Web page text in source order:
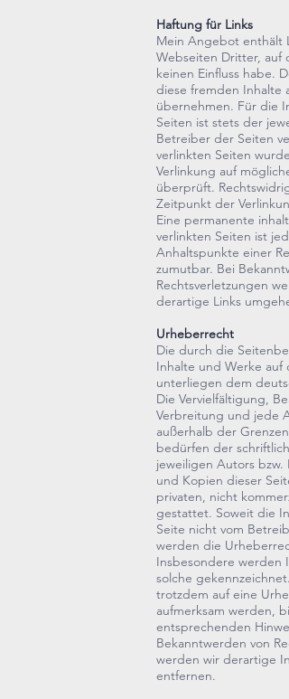
Haftung für Links
Mein Angebot enthält
Webseiten Dritter, auf
keinen Einfluss habe.
diese fremden Inhalte
übernehmen. Für die
Seiten ist stets der
Betreiber der Seiten
verlinkten Seiten
Verlinkung auf
überprüft.
Zeitpunkt der
Eine permanente
verlinkten Seiten ist
Anhaltspunkte einer
zumutbar. Bei
Rechtsverletzungen
derartige Links
Urheberrecht
Die durch die
Inhalte und Werke auf
unterliegen dem
Die Vervielfältigung,
Verbreitung und jede
außerhalb der
bedürfen der
jeweiligen Autors bzw.
und Kopien dieser
privaten, nicht
gestattet. Soweit die
Seite nicht vom
werden die
Insbesondere werden
solche gekennzeichnet.
trotzdem auf eine
aufmerksam werden,
entsprechenden
Bekanntwerden von
werden wir derartige
entfernen.